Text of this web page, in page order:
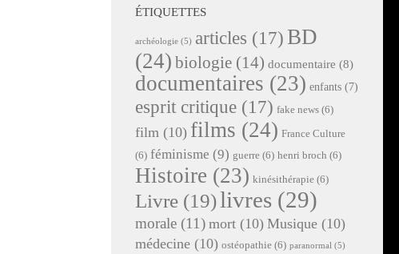
ÉTIQUETTES
archéologie (5) articles (17) BD
(24) biologie (14) documentaire (8)
documentaires (23) enfants (7)
esprit critique (17) fake news (6)
film (10) films (24) France Culture
(6) féminisme (9) guerre (6) henri broch (6)
Histoire (23) kinésithérapie (6)
Livre (19)livres (29)
morale (11) mort (10) Musique (10)
médecine (10) ostéopathie (6) paranormal (5)